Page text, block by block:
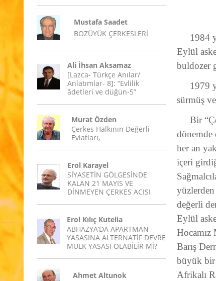
Mustafa Saadet
BOZÜYÜK ÇERKESLERİ
Ali İhsan Aksamaz
[Lazca- Türkçe Anılar/
Anlatımlar- 8]: “Evlilik
âdetleri ve düğün-5”
Murat Özden
Çerkes Halkının Değerli
Evlatları,
Erol Karayel
SİYASETİN GÖLGESİNDE
KALAN 21 MAYIS VE
DİNMEYEN ÇERKES ACISI
Erol Kılıç Kutelia
ABHAZYA’DA APARTMAN
YASASINA ALTERNATİF DEVRE
MÜLK YASASI OLABİLİR Mİ?
Ahmet Altunok
1984
Eylül
buldozer
1979
sürmüş
Bir
dönemde
her an
içeri
değerli
Eylül
Hocamız
Barış
büyük bir
Afrikalı